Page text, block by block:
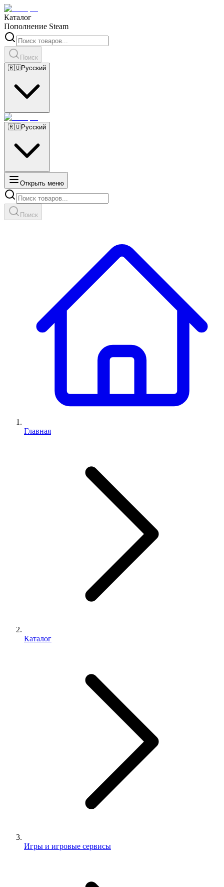
Каталог
Пополнение Steam
Поиск
🇷🇺Русский
🇷🇺Русский
Открыть меню
Поиск
Главная
Каталог
Игры и игровые сервисы